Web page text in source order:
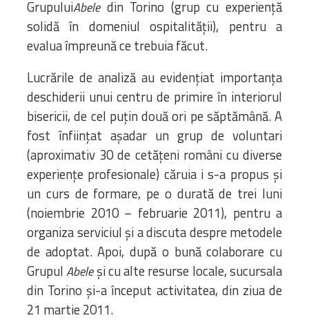
GrupuluiAbeledin Torino (grup cu experiență
solidă în domeniul ospitalității), pentru a
evalua împreună ce trebuia făcut.
Lucrările de analiză au evidențiat importanța
deschiderii unui centru de primire în interiorul
bisericii, de cel puțin două ori pe săptămână. A
fost înființat așadar un grup de voluntari
(aproximativ 30 de cetățeni români cu diverse
experiențe profesionale) căruia i s-a propus și
un curs de formare, pe o durată de trei luni
(noiembrie 2010 – februarie 2011), pentru a
organiza serviciul și a discuta despre metodele
de adoptat. Apoi, după o bună colaborare cu
GrupulAbeleși cu alte resurse locale, sucursala
din Torino și-a început activitatea, din ziua de
21 martie 2011.